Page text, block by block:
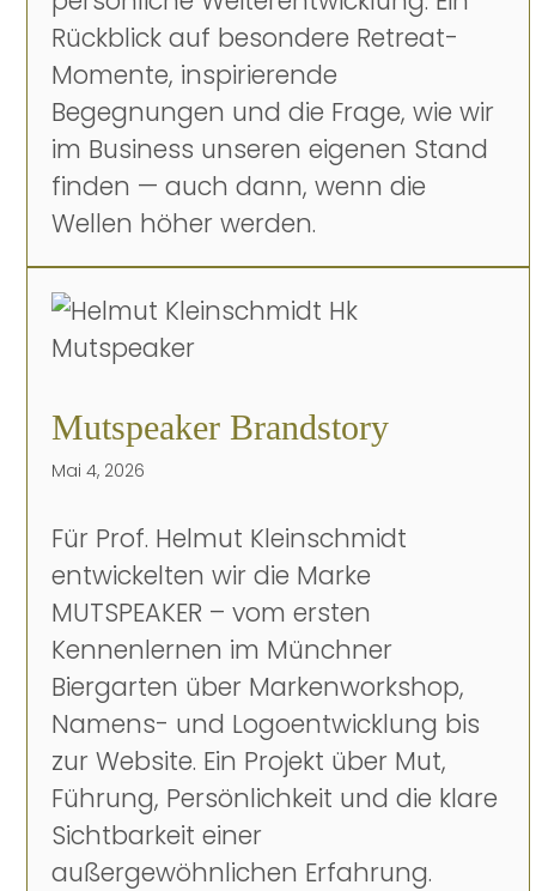
Rückblick auf besondere Retreat-
Momente, inspirierende
Begegnungen und die Frage, wie wir
im Business unseren eigenen Stand
finden — auch dann, wenn die
Wellen höher werden.
Mutspeaker Brandstory
Mai 4, 2026
Für Prof. Helmut Kleinschmidt
entwickelten wir die Marke
MUTSPEAKER – vom ersten
Kennenlernen im Münchner
Biergarten über Markenworkshop,
Namens- und Logoentwicklung bis
zur Website. Ein Projekt über Mut,
Führung, Persönlichkeit und die klare
Sichtbarkeit einer
außergewöhnlichen Erfahrung.